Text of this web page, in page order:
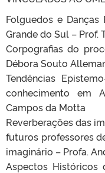
Folguedos e
Grande do Sul – Prof.
Corpografias do
Débora Souto
Tendências
conhecimento em
Campos da Motta
Reverberações das
futuros professores
imaginário – Profa.
Aspectos Históricos